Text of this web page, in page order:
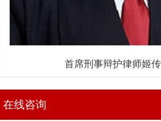
首席刑事辩护律师姬
在线咨询